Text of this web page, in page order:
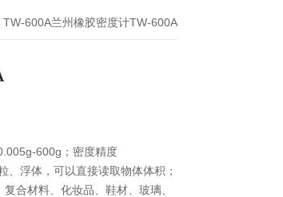
TW-600A兰州橡胶密度计TW-600A
600g；密度精度
浮体，可以直接读取物体体积；
合材料、化妆品、鞋材、玻璃、